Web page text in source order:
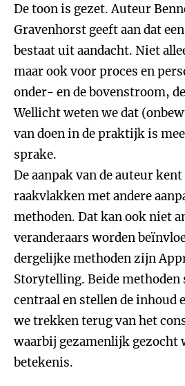
De toon is gezet. Auteur
Gravenhorst geeft aan dat
bestaat uit aandacht. Niet
maar ook voor proces en
onder- en de bovenstroom,
Wellicht weten we dat
van doen in de praktijk is
sprake.
De aanpak van de auteur
raakvlakken met andere
methoden. Dat kan ook niet
veranderaars worden
dergelijke methoden zijn
Storytelling. Beide methoden
centraal en stellen de inhoud
we trekken terug van het
waarbij gezamenlijk gezocht
betekenis.